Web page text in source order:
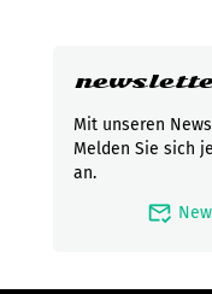
Mit unseren
Melden Sie sich
an.
mark_email_read